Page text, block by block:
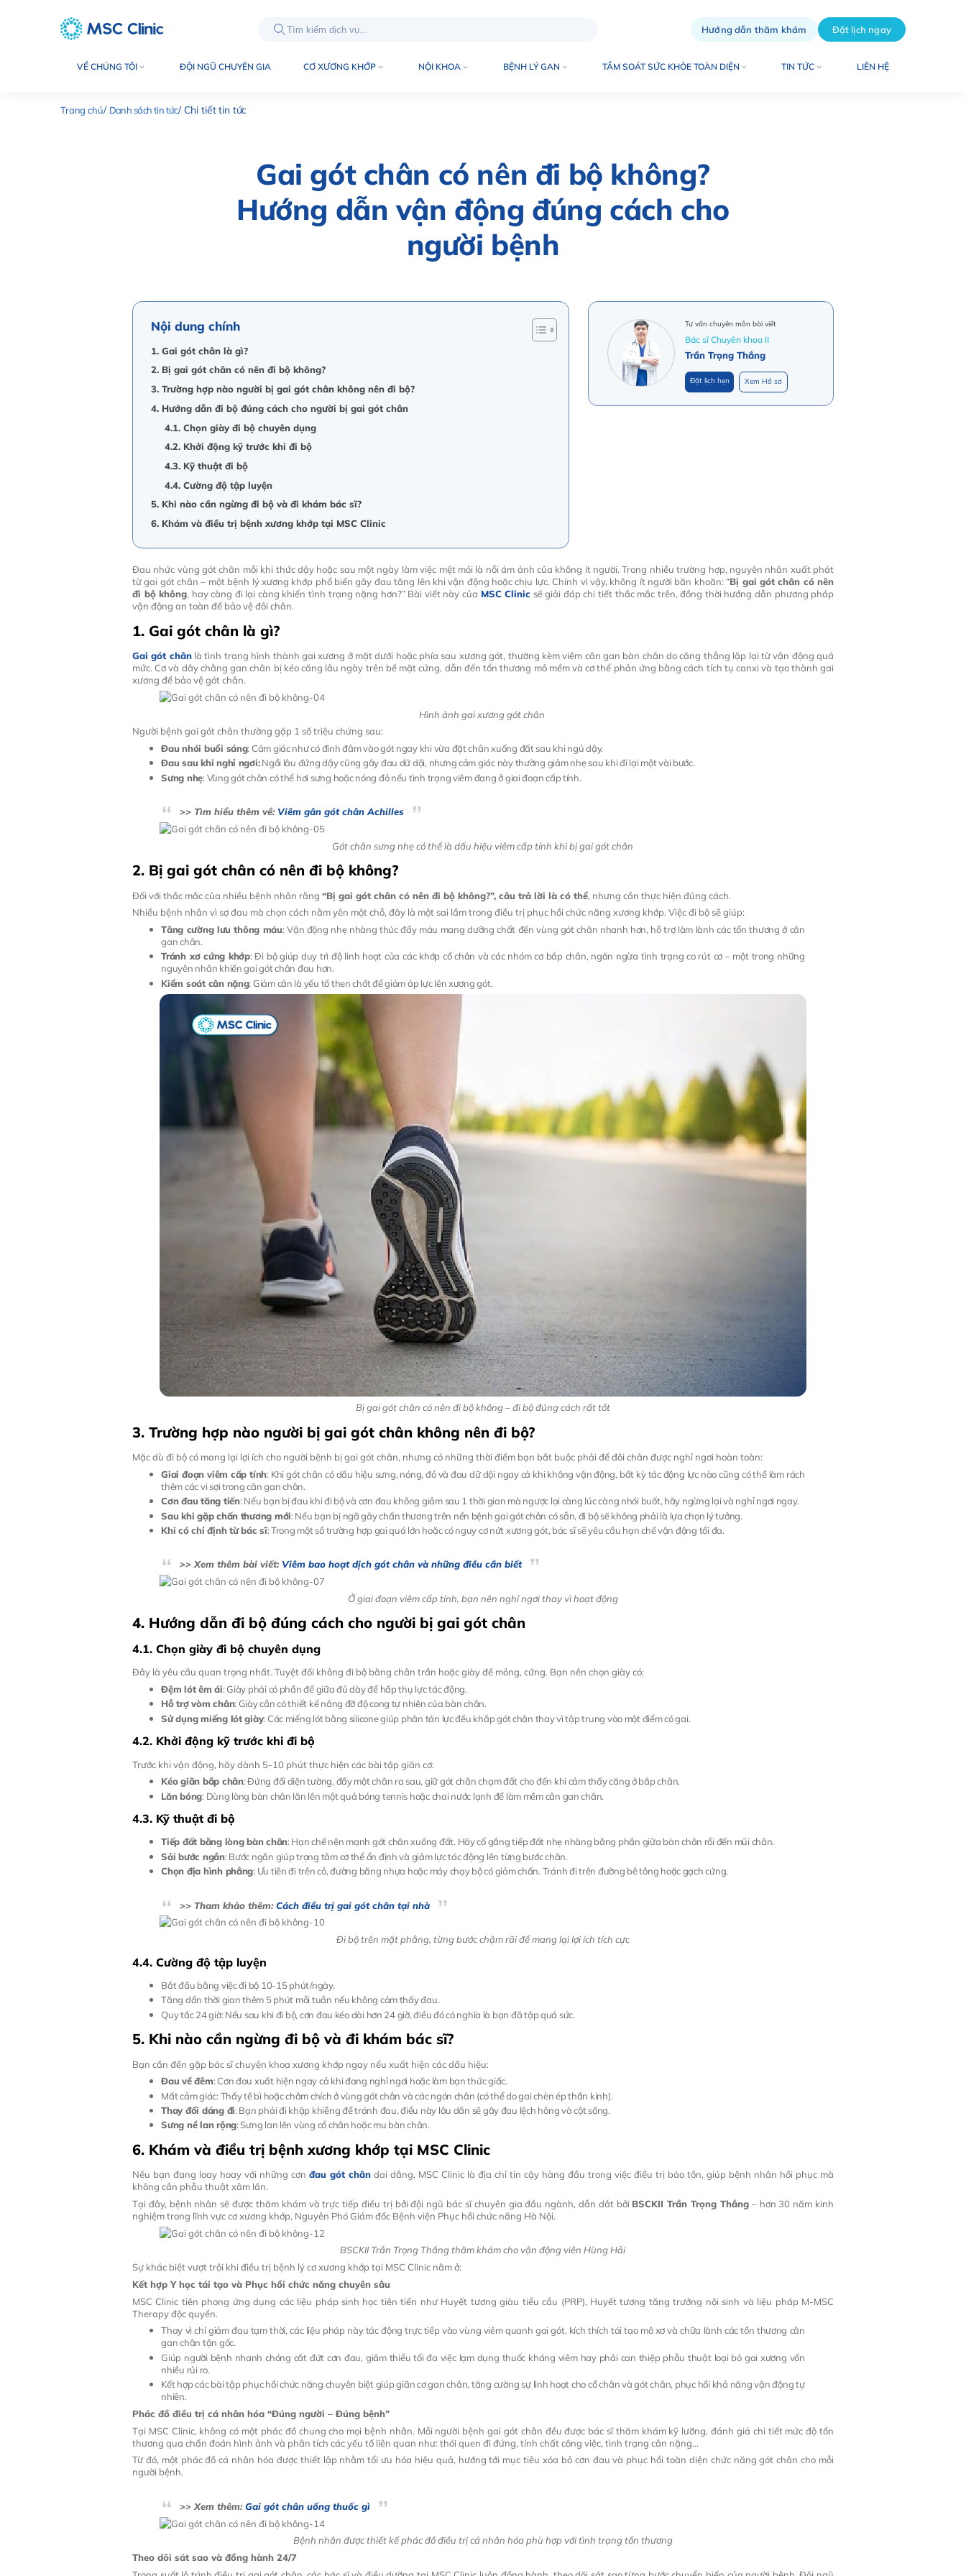
Hướng dẫn thăm khám Đặt lịch ngay
VỀ CHÚNG TÔI ĐỘI NGŨ CHUYÊN GIA CƠ XƯƠNG KHỚP NỘI KHOA BỆNH LÝ GAN TẦM SOÁT SỨC KHỎE TOÀN DIỆN TIN TỨC LIÊN HỆ
Trang chủ Danh sách tin tức Chi tiết tin tức
Gai gót chân có nên đi bộ không?
Hướng dẫn vận động đúng cách cho
người bệnh
Nội dung chính
1. Gai gót chân là gì?
2. Bị gai gót chân có nên đi bộ không?
3. Trường hợp nào người bị gai gót chân không nên đi bộ?
4. Hướng dẫn đi bộ đúng cách cho người bị gai gót chân
4.1. Chọn giày đi bộ chuyên dụng
4.2. Khởi động kỹ trước khi đi bộ
4.3. Kỹ thuật đi bộ
4.4. Cường độ tập luyện
5. Khi nào cần ngừng đi bộ và đi khám bác sĩ?
6. Khám và điều trị bệnh xương khớp tại MSC Clinic
Tư vấn chuyên môn bài viết
Bác sĩ Chuyên khoa II
Trần Trọng Thắng
Đặt lịch hẹn Xem Hồ sơ
Đau nhức vùng gót chân mỗi khi thức dậy hoặc sau một ngày làm việc mệt mỏi là nỗi ám ảnh của không ít người. Trong nhiều trường hợp, nguyên nhân xuất phát
từ gai gót chân – một bệnh lý xương khớp phổ biến gây đau tăng lên khi vận động hoặc chịu lực. Chính vì vậy, không ít người băn khoăn: “Bị gai gót chân có nên
đi bộ không, hay càng đi lại càng khiến tình trạng nặng hơn?” Bài viết này của MSC Clinic sẽ giải đáp chi tiết thắc mắc trên, đồng thời hướng dẫn phương pháp
vận động an toàn để bảo vệ đôi chân.
1. Gai gót chân là gì?
Gai gót chânlà tình trạng hình thành gai xương ở mặt dưới hoặc phía sau xương gót, thường kèm viêm cân gan bàn chân do căng thẳng lặp lại từ vận động quá
mức. Cơ và dây chằng gan chân bị kéo căng lâu ngày trên bề mặt cứng, dẫn đến tổn thương mô mềm và cơ thể phản ứng bằng cách tích tụ canxi và tạo thành gai
xương để bảo vệ gót chân.
Hình ảnh gai xương gót chân
Người bệnh gai gót chân thường gặp 1 số triệu chứng sau:
Đau nhói buổi sáng: Cảm giác như có đinh đâm vào gót ngay khi vừa đặt chân xuống đất sau khi ngủ dậy.
Đau sau khi nghỉ ngơi:Ngồi lâu đứng dậy cũng gây đau dữ dội, nhưng cảm giác này thường giảm nhẹ sau khi đi lại một vài bước.
Sưng nhẹ: Vùng gót chân có thể hơi sưng hoặc nóng đỏ nếu tình trạng viêm đang ở giai đoạn cấp tính.
>> Tìm hiểu thêm về: Viêm gân gót chân Achilles
Gót chân sưng nhẹ có thể là dấu hiệu viêm cấp tính khi bị gai gót chân
2. Bị gai gót chân có nên đi bộ không?
Đối với thắc mắc của nhiều bệnh nhân rằng “Bị gai gót chân có nên đi bộ không?”, câu trả lời là có thể, nhưng cần thực hiện đúng cách.
Nhiều bệnh nhân vì sợ đau mà chọn cách nằm yên một chỗ, đây là một sai lầm trong điều trị phục hồi chức năng xương khớp. Việc đi bộ sẽ giúp:
Tăng cường lưu thông máu: Vận động nhẹ nhàng thúc đẩy máu mang dưỡng chất đến vùng gót chân nhanh hơn, hỗ trợ làm lành các tổn thương ở cân
gan chân.
Tránh xơ cứng khớp: Đi bộ giúp duy trì độ linh hoạt của các khớp cổ chân và các nhóm cơ bắp chân, ngăn ngừa tình trạng co rút cơ – một trong những
nguyên nhân khiến gai gót chân đau hơn.
Kiểm soát cân nặng: Giảm cân là yếu tố then chốt để giảm áp lực lên xương gót.
Bị gai gót chân có nên đi bộ không – đi bộ đúng cách rất tốt
3. Trường hợp nào người bị gai gót chân không nên đi bộ?
Mặc dù đi bộ có mang lại lợi ích cho người bệnh bị gai gót chân, nhưng có những thời điểm bạn bắt buộc phải để đôi chân được nghỉ ngơi hoàn toàn:
Giai đoạn viêm cấp tính: Khi gót chân có dấu hiệu sưng, nóng, đỏ và đau dữ dội ngay cả khi không vận động, bất kỳ tác động lực nào cũng có thể làm rách
thêm các vi sợi trong cân gan chân.
Cơn đau tăng tiến: Nếu bạn bị đau khi đi bộ và cơn đau không giảm sau 1 thời gian mà ngược lại càng lúc càng nhói buốt, hãy ngừng lại và nghỉ ngơi ngay.
Sau khi gặp chấn thương mới: Nếu bạn bị ngã gây chấn thương trên nền bệnh gai gót chân có sẵn, đi bộ sẽ không phải là lựa chọn lý tưởng.
Khi có chỉ định từ bác sĩ: Trong một số trường hợp gai quá lớn hoặc có nguy cơ nứt xương gót, bác sĩ sẽ yêu cầu hạn chế vận động tối đa.
>> Xem thêm bài viết: Viêm bao hoạt dịch gót chân và những điều cần biết
Ở giai đoạn viêm cấp tính, bạn nên nghỉ ngơi thay vì hoạt động
4. Hướng dẫn đi bộ đúng cách cho người bị gai gót chân
4.1. Chọn giày đi bộ chuyên dụng
Đây là yêu cầu quan trọng nhất. Tuyệt đối không đi bộ bằng chân trần hoặc giày đế mỏng, cứng. Bạn nên chọn giày có:
Đệm lót êm ái: Giày phải có phần đế giữa đủ dày để hấp thụ lực tác động.
Hỗ trợ vòm chân: Giày cần có thiết kế nâng đỡ độ cong tự nhiên của bàn chân.
Sử dụng miếng lót giày: Các miếng lót bằng silicone giúp phân tán lực đều khắp gót chân thay vì tập trung vào một điểm có gai.
4.2. Khởi động kỹ trước khi đi bộ
Trước khi vận động, hãy dành 5-10 phút thực hiện các bài tập giãn cơ:
Kéo giãn bắp chân: Đứng đối diện tường, đẩy một chân ra sau, giữ gót chân chạm đất cho đến khi cảm thấy căng ở bắp chân.
Lăn bóng: Dùng lòng bàn chân lăn lên một quả bóng tennis hoặc chai nước lạnh để làm mềm cân gan chân.
4.3. Kỹ thuật đi bộ
Tiếp đất bằng lòng bàn chân: Hạn chế nện mạnh gót chân xuống đất. Hãy cố gắng tiếp đất nhẹ nhàng bằng phần giữa bàn chân rồi đến mũi chân.
Sải bước ngắn: Bước ngắn giúp trọng tâm cơ thể ổn định và giảm lực tác động lên từng bước chân.
Chọn địa hình phẳng: Ưu tiên đi trên cỏ, đường bằng nhựa hoặc máy chạy bộ có giảm chấn. Tránh đi trên đường bê tông hoặc gạch cứng.
>> Tham khảo thêm:Cách điều trị gai gót chân tại nhà
Đi bộ trên mặt phẳng, từng bước chậm rãi để mang lại lợi ích tích cực
4.4. Cường độ tập luyện
Bắt đầu bằng việc đi bộ 10-15 phút/ngày.
Tăng dần thời gian thêm 5 phút mỗi tuần nếu không cảm thấy đau.
Quy tắc 24 giờ: Nếu sau khi đi bộ, cơn đau kéo dài hơn 24 giờ, điều đó có nghĩa là bạn đã tập quá sức.
5. Khi nào cần ngừng đi bộ và đi khám bác sĩ?
Bạn cần đến gặp bác sĩ chuyên khoa xương khớp ngay nếu xuất hiện các dấu hiệu:
Đau về đêm: Cơn đau xuất hiện ngay cả khi đang nghỉ ngơi hoặc làm bạn thức giấc.
Mất cảm giác: Thấy tê bì hoặc châm chích ở vùng gót chân và các ngón chân (có thể do gai chèn ép thần kinh).
Thay đổi dáng đi: Bạn phải đi khập khiễng để tránh đau, điều này lâu dần sẽ gây đau lệch hông và cột sống.
Sưng nề lan rộng: Sưng lan lên vùng cổ chân hoặc mu bàn chân.
6. Khám và điều trị bệnh xương khớp tại MSC Clinic
Nếu bạn đang loay hoay với những cơn đau gót chân dai dẳng, MSC Clinic là địa chỉ tin cậy hàng đầu trong việc điều trị bảo tồn, giúp bệnh nhân hồi phục mà
không cần phẫu thuật xâm lấn.
Tại đây, bệnh nhân sẽ được thăm khám và trực tiếp điều trị bởi đội ngũ bác sĩ chuyên gia đầu ngành, dẫn dắt bởi BSCKII Trần Trọng Thắng– hơn 30 năm kinh
nghiệm trong lĩnh vực cơ xương khớp, Nguyên Phó Giám đốc Bệnh viện Phục hồi chức năng Hà Nội.
BSCKII Trần Trọng Thắng thăm khám cho vận động viên Hùng Hải
Sự khác biệt vượt trội khi điều trị bệnh lý cơ xương khớp tại MSC Clinic nằm ở:
Kết hợp Y học tái tạo và Phục hồi chức năng chuyên sâu
MSC Clinic tiên phong ứng dụng các liệu pháp sinh học tiên tiến như Huyết tương giàu tiểu cầu (PRP), Huyết tương tăng trưởng nội sinh và liệu pháp M-MSC
Therapy độc quyền.
Thay vì chỉ giảm đau tạm thời, các liệu pháp này tác động trực tiếp vào vùng viêm quanh gai gót, kích thích tái tạo mô xơ và chữa lành các tổn thương cân
gan chân tận gốc.
Giúp người bệnh nhanh chóng cắt đứt cơn đau, giảm thiểu tối đa việc lạm dụng thuốc kháng viêm hay phải can thiệp phẫu thuật loại bỏ gai xương vốn
nhiều rủi ro.
Kết hợp các bài tập phục hồi chức năng chuyên biệt giúp giãn cơ gan chân, tăng cường sự linh hoạt cho cổ chân và gót chân, phục hồi khả năng vận động tự
nhiên.
Phác đồ điều trị cá nhân hóa “Đúng người – Đúng bệnh”
Tại MSC Clinic, không có một phác đồ chung cho mọi bệnh nhân. Mỗi người bệnh gai gót chân đều được bác sĩ thăm khám kỹ lưỡng, đánh giá chi tiết mức độ tổn
thương qua chẩn đoán hình ảnh và phân tích các yếu tố liên quan như: thói quen đi đứng, tính chất công việc, tình trạng cân nặng…
Từ đó, một phác đồ cá nhân hóa được thiết lập nhằm tối ưu hóa hiệu quả, hướng tới mục tiêu xóa bỏ cơn đau và phục hồi toàn diện chức năng gót chân cho mỗi
người bệnh.
>> Xem thêm:Gai gót chân uống thuốc gì
Bệnh nhân được thiết kế phác đồ điều trị cá nhân hóa phù hợp với tình trạng tổn thương
Theo dõi sát sao và đồng hành 24/7